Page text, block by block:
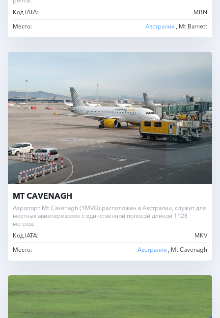
Код IATA:
MBN
Место:
Австралия , Mt Barnett
MT CAVENAGH
Аэропорт Mt Cavenagh (YMVG) расположен в Австралии, служит для
местных авиаперевозок с единственной полосой длиной 1128
метров.
Код IATA:
MKV
Место:
Австралия , Mt Cavenagh